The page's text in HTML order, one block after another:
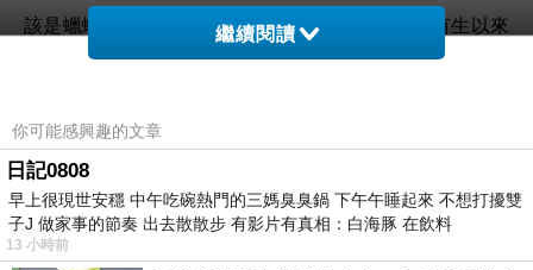
該是蠟蟬的若蟲。牠的樣子很特別，完全超乎我有生以來
對於一般生物外型的認知，簡直像是從外星球空降的生命
於此同時，大約接近人體腰部高度的半空中，不斷有褐紅
色的身影盤旋著，還帶著一陣陣嗡嗡聲，定睛一看，原來
是紅腳細腰蜂，正抱著螽斯飛來飛去尋找巢穴。
繼續閱讀
你可能感興趣的文章
日記0808
早上很現世安穩 中午吃碗熱門的三媽臭臭鍋 下午午睡起來 不想打擾雙
子J 做家事的節奏 出去散散步 有影片有真相：白海豚 在飲料
13 小時前